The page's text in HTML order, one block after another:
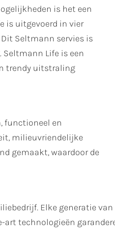
is het een
is uitgevoerd in vier
Dit Seltmann servies is
Life is een
trendy uitstraling
functioneel en
milieuvriendelijke
gemaakt, waardoor de
Elke generatie
technologieën